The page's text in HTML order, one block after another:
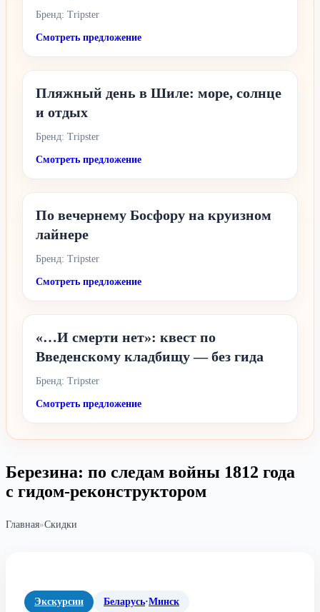
Бренд: Tripster
Смотреть предложение
Пляжный день в Шиле: море, солнце
и отдых
Бренд: Tripster
Смотреть предложение
По вечернему Босфору на круизном
лайнере
Бренд: Tripster
Смотреть предложение
«…И смерти нет»: квест по
Введенскому кладбищу — без гида
Бренд: Tripster
Смотреть предложение
Березина: по следам войны 1812 года
с гидом-реконструктором
Главная»Скидки
Экскурсии Беларусь·Минск